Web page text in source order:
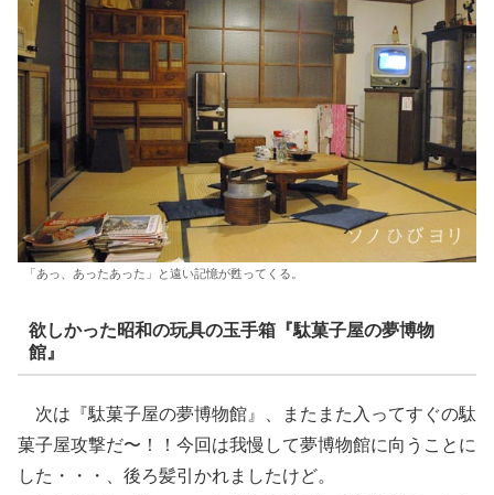
「あっ、あったあった」と遠い記憶が甦ってくる。
欲しかった昭和の玩具の玉手箱『駄菓子屋の夢博物
館』
次は『駄菓子屋の夢博物館』、またまた入ってすぐの駄
菓子屋攻撃だ〜！！今回は我慢して夢博物館に向うことに
した・・・、後ろ髪引かれましたけど。